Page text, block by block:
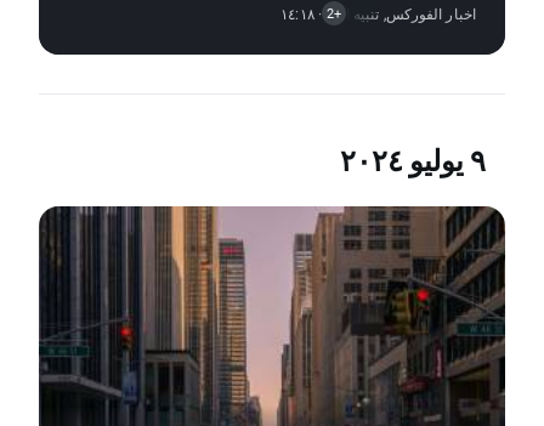
اخبار الفوركس, تنبيه السوق,اخبار الأسهم +2 · ١٤:١٨
٩ يوليو ٢٠٢٤